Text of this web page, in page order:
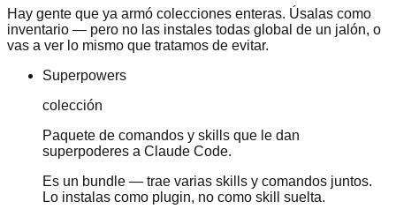
Hay gente que ya armó colecciones enteras. Úsalas como
inventario — pero no las instales todas global de un jalón, o
vas a ver lo mismo que tratamos de evitar.
Superpowers
colección
Paquete de comandos y skills que le dan
superpoderes a Claude Code.
Es un bundle — trae varias skills y comandos juntos.
Lo instalas como plugin, no como skill suelta.